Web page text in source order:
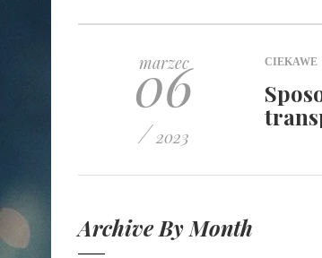
marzec
06
/2023
CIEKAWE
Archive By Month